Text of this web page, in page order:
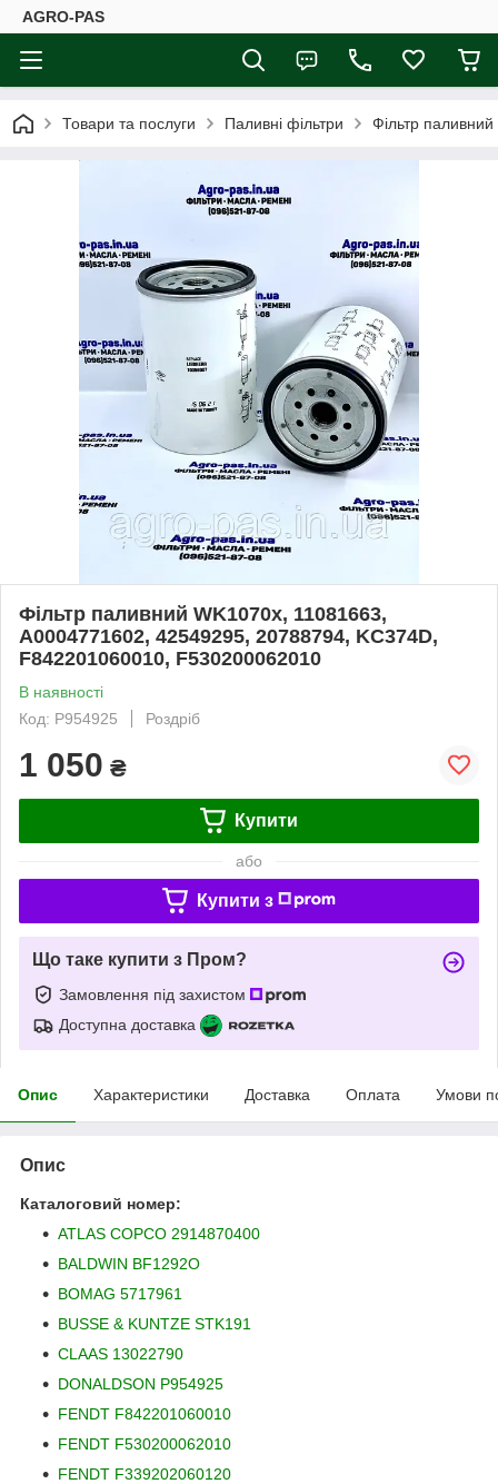
AGRO-PAS
Товари та послуги Паливні фільтри Фільтр
Фільтр паливний WK1070x, 11081663,
A0004771602, 42549295, 20788794, KC374D,
F842201060010, F530200062010
В наявності
Код: P954925
Роздріб
1 050 ₴
Купити
або
Купити з
Що таке купити з Пром?
Замовлення під захистом
Доступна доставка
Опис Характеристики Доставка Оплата Умови
Опис
Каталоговий номер:
ATLAS COPCO 2914870400
BALDWIN BF1292O
BOMAG 5717961
BUSSE & KUNTZE STK191
CLAAS 13022790
DONALDSON P954925
FENDT F842201060010
FENDT F530200062010
FENDT F339202060120